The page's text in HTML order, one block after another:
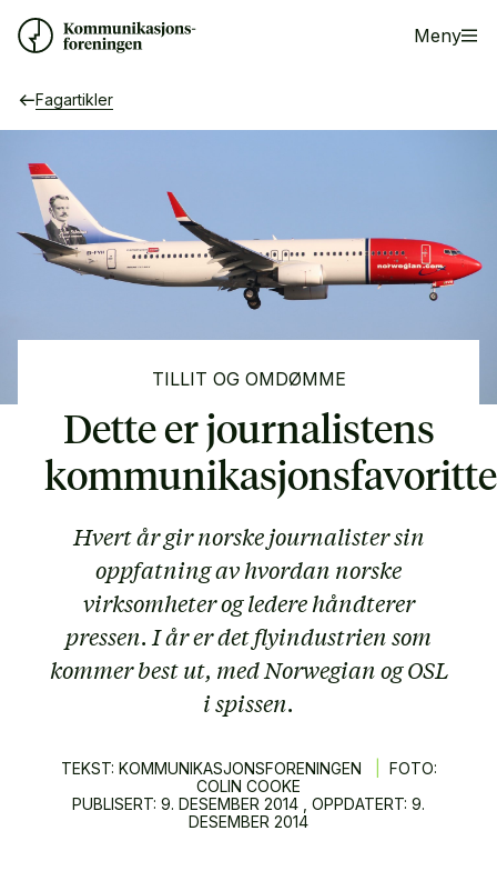
Meny
Fagartikler
TILLIT OG OMDØMME
Dette er journalistens
Hvert år gir norske journalister sin
oppfatning av hvordan norske
virksomheter og ledere håndterer
pressen. I år er det flyindustrien som
kommer best ut, med Norwegian og OSL
i spissen.
TEKST: KOMMUNIKASJONSFORENINGEN
FOTO:
COLIN COOKE
PUBLISERT: 9. DESEMBER 2014 , OPPDATERT: 9.
DESEMBER 2014